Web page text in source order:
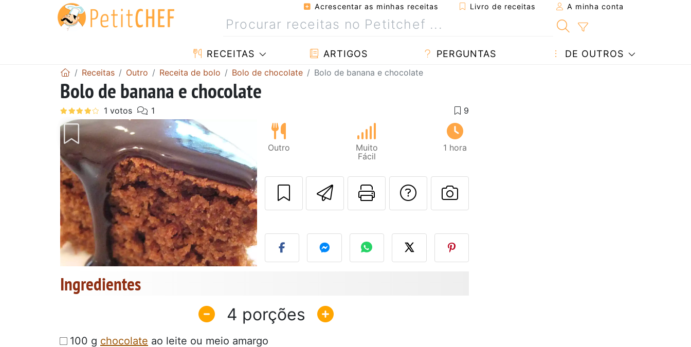
Acrescentar as minhas receitas Livro de receitas A minha conta
RECEITAS ARTIGOS PERGUNTAS DE OUTROS
Receitas Outro Receita de bolo Bolo de chocolate Bolo de banana e chocolate
Bolo de banana e chocolate
Outro
Muito
Fácil
1 hora
Enviar esta receita a um amigo
Imprima esta página
Falar com o autor da receita
Fez esta receita? Compartilhe
Ingredientes
4
100 g chocolate ao leite ou meio amargo